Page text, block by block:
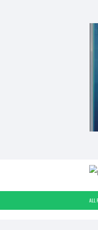
ALL